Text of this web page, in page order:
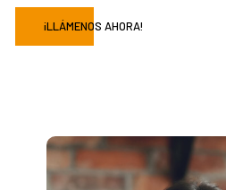
¡LLÁMENOS AHORA!